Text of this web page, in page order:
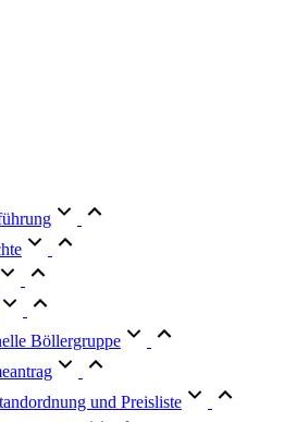
Böllergruppe
und Preisliste